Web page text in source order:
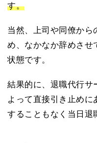
す。
当然、上司や同僚から
め、なかなか辞めさせ
状態です。
結果的に、退職代行サ
よって直接引き止めに
することもなく当日退